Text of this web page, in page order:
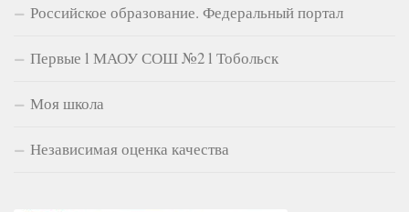
Российское образование. Федеральный портал
Первые l МАОУ СОШ №2 l Тобольск
Моя школа
Независимая оценка качества